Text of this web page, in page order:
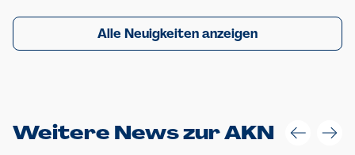
Alle Neuigkeiten anzeigen
Weitere News zur AKN